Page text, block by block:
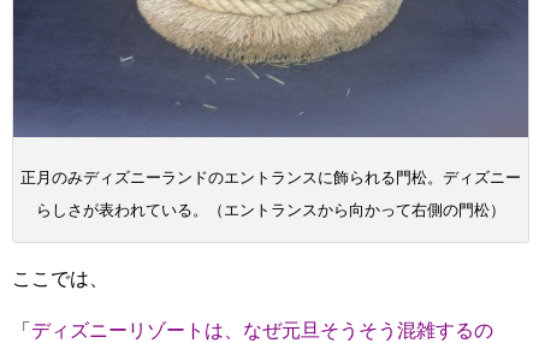
正月のみディズニーランドのエントランスに飾られる門松。ディズニー
らしさが表われている。（エントランスから向かって右側の門松）
ここでは、
「 ディズニーリゾートは、なぜ元旦そうそう混雑するの